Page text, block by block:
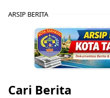
ARSIP BERITA
Cari Berita